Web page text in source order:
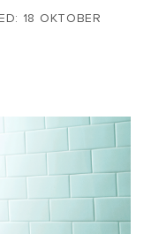
18 OKTOBER